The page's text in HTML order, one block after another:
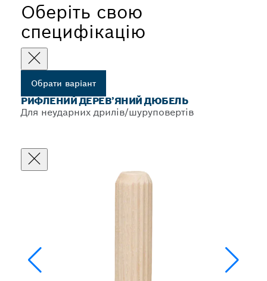
Оберіть свою
специфікацію
Обрати варіант
РИФЛЕНИЙ ДЕРЕВ’ЯНИЙ ДЮБЕЛЬ
Для неударних дрилів/шуруповертів